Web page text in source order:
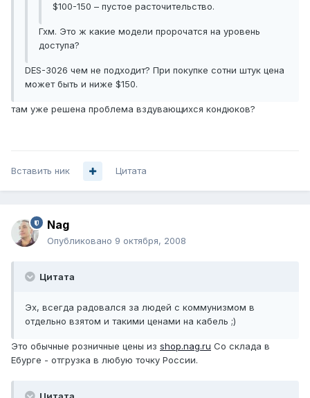
$100-150 – пустое расточительство.
Гхм. Это ж какие модели пророчатся на уровень
доступа?
DES-3026 чем не подходит? При покупке сотни штук цена
может быть и ниже $150.
там уже решена проблема вздувающихся кондюков?
Вставить ник Цитата
Nag
Опубликовано 9 октября, 2008
Цитата
Эх, всегда радовался за людей с коммунизмом в
отдельно взятом и такими ценами на кабель ;)
Это обычные розничные цены из shop.nag.ru Со склада в
Ебурге - отгрузка в любую точку России.